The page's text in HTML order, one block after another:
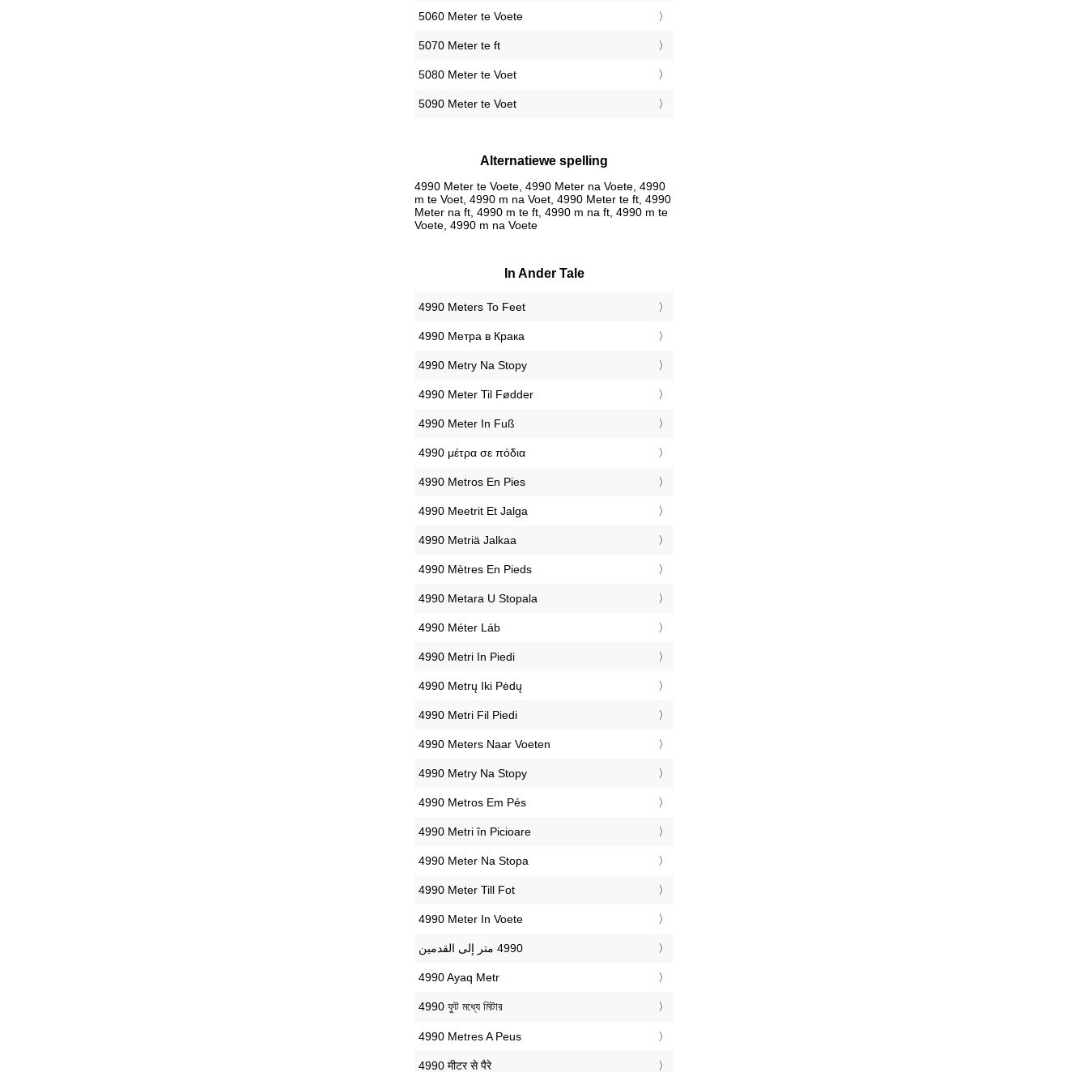
5060 Meter te Voete
5070 Meter te ft
5080 Meter te Voet
5090 Meter te Voet
Alternatiewe spelling
4990 Meter te Voete, 4990 Meter na Voete, 4990
m te Voet, 4990 m na Voet, 4990 Meter te ft, 4990
Meter na ft, 4990 m te ft, 4990 m na ft, 4990 m te
Voete, 4990 m na Voete
In Ander Tale
‎4990 Meters To Feet
‎4990 Метра в Крака
‎4990 Metry Na Stopy
‎4990 Meter Til Fødder
‎4990 Meter In Fuß
‎4990 μέτρα σε πόδια
‎4990 Metros En Pies
‎4990 Meetrit Et Jalga
‎4990 Metriä Jalkaa
‎4990 Mètres En Pieds
‎4990 Metara U Stopala
‎4990 Méter Láb
‎4990 Metri In Piedi
‎4990 Metrų Iki Pėdų
‎4990 Metri Fil Piedi
‎4990 Meters Naar Voeten
‎4990 Metry Na Stopy
‎4990 Metros Em Pés
‎4990 Metri în Picioare
‎4990 Meter Na Stopa
‎4990 Meter Till Fot
‎4990 Meter In Voete
‎4990 Ayaq Metr
‎4990 ফুট মধ্যে মিটার
‎4990 Metres A Peus
‎4990 मीटर से पैरे